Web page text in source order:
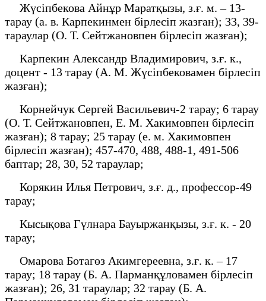
Жүсіпбекова Айнұр Маратқызы, з.ғ. м. – 13-
тарау (а. в. Карпекинмен бірлесіп жазған); 33, 39-
тараулар (О. Т. Сейтжановпен бірлесіп жазған);
Карпекин Александр Владимирович, з.ғ. к.,
доцент - 13 тарау (А. М. Жүсіпбековамен бірлесіп
жазған);
Корнейчук Сергей Васильевич-2 тарау; 6 тарау
(О. Т. Сейтжановпен, Е. М. Хакимовпен бірлесіп
жазған); 8 тарау; 25 тарау (е. м. Хакимовпен
бірлесіп жазған); 457-470, 488, 488-1, 491-506
баптар; 28, 30, 52 тараулар;
Корякин Илья Петрович, з.ғ. д., профессор-49
тарау;
Кысықова Гүлнара Бауыржанқызы, з.ғ. к. - 20
тарау;
Омарова Ботагөз Акимгереевна, з.ғ. к. – 17
тарау; 18 тарау (Б. А. Парманқұловамен бірлесіп
жазған); 26, 31 тараулар; 32 тарау (Б. А.